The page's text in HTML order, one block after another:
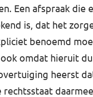
Een afspraak die
is, dat het
benoemd
omdat hieruit
heerst
rechtsstaat daarmee